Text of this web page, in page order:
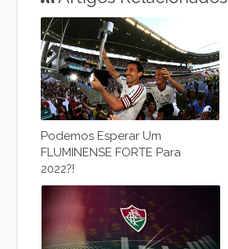
Podemos Esperar Um
FLUMINENSE FORTE Para
2022?!